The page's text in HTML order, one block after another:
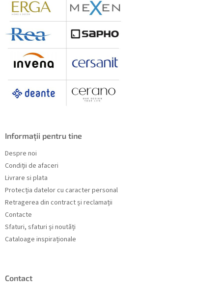
Informații pentru tine
Despre noi
Condiții de afaceri
Livrare si plata
Protecția datelor cu caracter personal
Retragerea din contract și reclamații
Contacte
Sfaturi, sfaturi și noutăți
Cataloage inspiraționale
Contact